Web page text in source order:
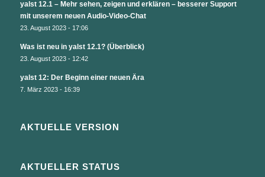
yalst 12.1 – Mehr sehen, zeigen und erklären – besserer Support
mit unserem neuen Audio-Video-Chat
23. August 2023 - 17:06
Was ist neu in yalst 12.1? (Überblick)
23. August 2023 - 12:42
yalst 12: Der Beginn einer neuen Ära
7. März 2023 - 16:39
AKTUELLE VERSION
AKTUELLER STATUS